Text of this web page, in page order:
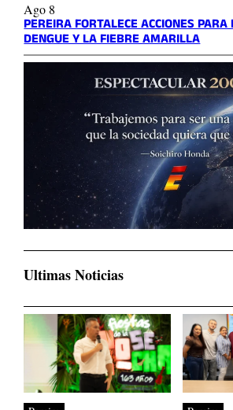
Ago 8
PEREIRA FORTALECE ACCIONES
DENGUE Y LA FIEBRE AMARILLA
Ultimas Noticias